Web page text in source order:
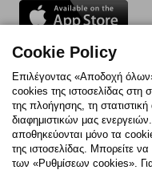
Follow us:
FacebookInstagram
TikTok
Cookie Policy
Επιλέγοντας «Αποδοχή
cookies της ιστοσελίδας στη
της πλοήγησης, τη
διαφημιστικών μας
αποθηκεύονται μόνο τα
της ιστοσελίδας. Μπορείτε να
των «Ρυθμίσεων cookies».